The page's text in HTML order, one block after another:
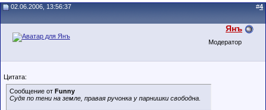
02.06.2006, 13:56:37 #4
Янъ
Модератор
Цитата:
Сообщение от Funny
Судя по тени на земле, правая ручонка у парнишки свободна.